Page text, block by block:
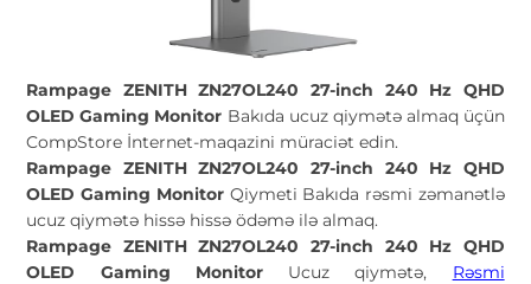
Rampage ZENITH ZN27OL240 27-inch 240 Hz QHD
OLED Gaming Monitor Bakıda ucuz qiymətə almaq üçün
CompStore İnternet-maqazini müraciət edin.
Rampage ZENITH ZN27OL240 27-inch 240 Hz QHD
OLED Gaming Monitor Qiymeti Bakıda rəsmi zəmanətlə
ucuz qiymətə hissə hissə ödəmə ilə almaq.
Rampage ZENITH ZN27OL240 27-inch 240 Hz QHD
OLED Gaming Monitor Ucuz qiymətə, Rəsmi